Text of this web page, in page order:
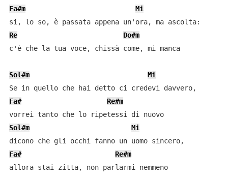
Fa#m
Mi
Re
Do#m
c'è che la tua voce, chissà come, mi manca
Sol#m
Mi
Fa#
Re#m
vorrei tanto che lo ripetessi di nuovo
Sol#m
Mi
Fa#
Re#m
allora stai zitta, non parlarmi nemmeno